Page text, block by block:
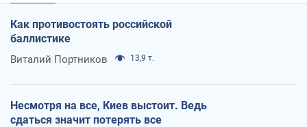
Как противостоять российской
баллистике
Виталий Портников 13,9 т.
Несмотря на все, Киев выстоит. Ведь
сдаться значит потерять все